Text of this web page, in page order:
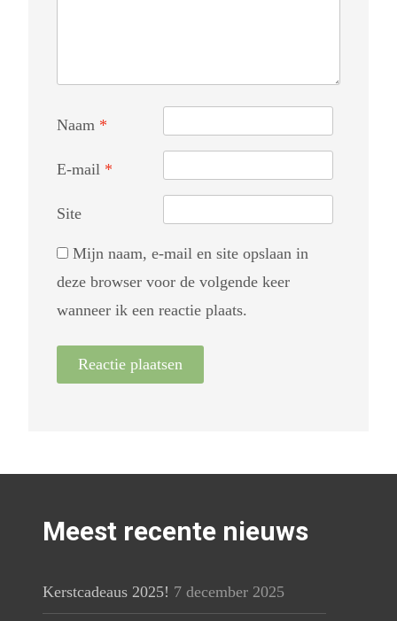
Naam *
E-mail *
Site
Mijn naam, e-mail en site opslaan in
deze browser voor de volgende keer
wanneer ik een reactie plaats.
Meest recente nieuws
Kerstcadeaus 2025! 7 december 2025